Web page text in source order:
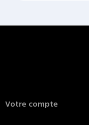
Votre compte